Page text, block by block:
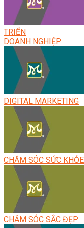
TRIỂN
DOANH NGHIỆP
DIGITAL MARKETING
CHĂM SÓC SỨC KHỎE
CHĂM SÓC SẮC ĐẸP